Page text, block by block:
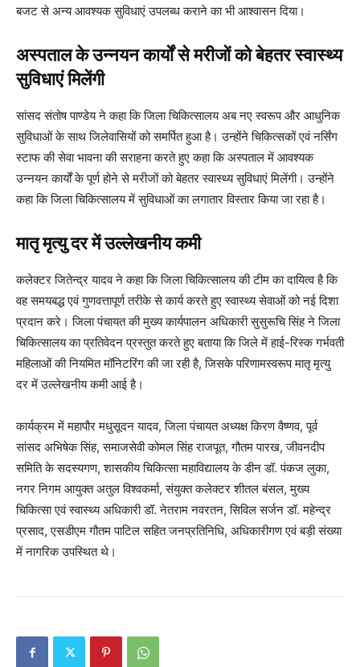
बजट से अन्य आवश्यक सुविधाएं उपलब्ध कराने का भी आश्वासन दिया।
अस्पताल के उन्नयन कार्यों से मरीजों को बेहतर स्वास्थ्य
सुविधाएं मिलेंगी
सांसद संतोष पाण्डेय ने कहा कि जिला चिकित्सालय अब नए स्वरूप और आधुनिक
सुविधाओं के साथ जिलेवासियों को समर्पित हुआ है। उन्होंने चिकित्सकों एवं नर्सिंग
स्टाफ की सेवा भावना की सराहना करते हुए कहा कि अस्पताल में आवश्यक
उन्नयन कार्यों के पूर्ण होने से मरीजों को बेहतर स्वास्थ्य सुविधाएं मिलेंगी। उन्होंने
कहा कि जिला चिकित्सालय में सुविधाओं का लगातार विस्तार किया जा रहा है।
मातृ मृत्यु दर में उल्लेखनीय कमी
कलेक्टर जितेन्द्र यादव ने कहा कि जिला चिकित्सालय की टीम का दायित्व है कि
वह समयबद्ध एवं गुणवत्तापूर्ण तरीके से कार्य करते हुए स्वास्थ्य सेवाओं को नई दिशा
प्रदान करे। जिला पंचायत की मुख्य कार्यपालन अधिकारी सुसुरूचि सिंह ने जिला
चिकित्सालय का प्रतिवेदन प्रस्तुत करते हुए बताया कि जिले में हाई-रिस्क गर्भवती
महिलाओं की नियमित मॉनिटरिंग की जा रही है, जिसके परिणामस्वरूप मातृ मृत्यु
दर में उल्लेखनीय कमी आई है।
कार्यक्रम में महापौर मधुसूदन यादव, जिला पंचायत अध्यक्ष किरण वैष्णव, पूर्व
सांसद अभिषेक सिंह, समाजसेवी कोमल सिंह राजपूत, गौतम पारख, जीवनदीप
समिति के सदस्यगण, शासकीय चिकित्सा महाविद्यालय के डीन डॉ. पंकज लुका,
नगर निगम आयुक्त अतुल विश्वकर्मा, संयुक्त कलेक्टर शीतल बंसल, मुख्य
चिकित्सा एवं स्वास्थ्य अधिकारी डॉ. नेतराम नवरतन, सिविल सर्जन डॉ. महेन्द्र
प्रसाद, एसडीएम गौतम पाटिल सहित जनप्रतिनिधि, अधिकारीगण एवं बड़ी संख्या
में नागरिक उपस्थित थे।